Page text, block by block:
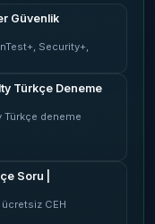
Güvenlik
Security+,
Türkçe Deneme
Türkçe deneme
Soru |
CEH